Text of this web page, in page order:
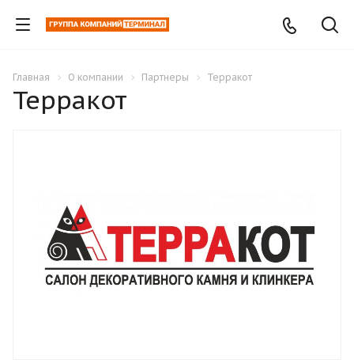
Главная О компании Партнеры Терракот
Терракот